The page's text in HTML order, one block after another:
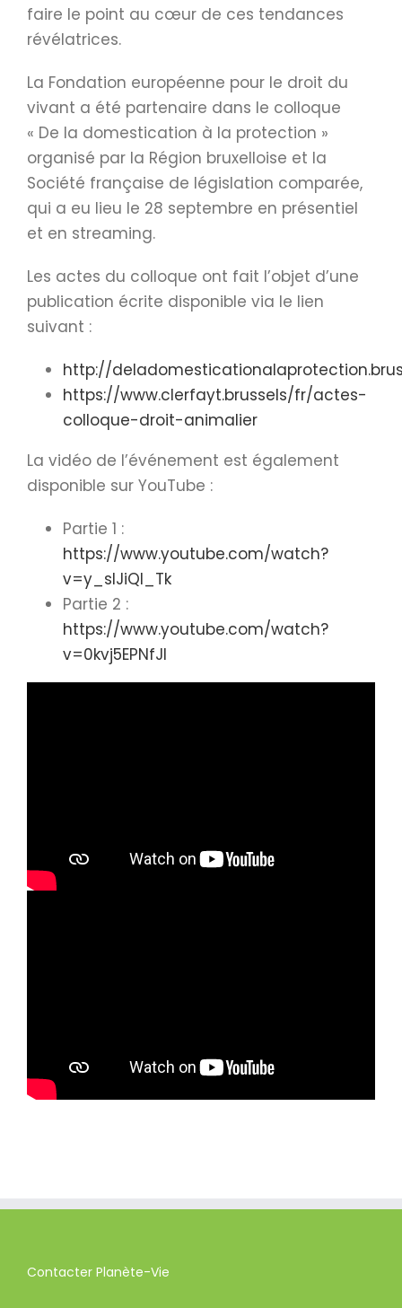
faire le point au cœur de ces tendances
révélatrices.
La Fondation européenne pour le droit du
vivant a été partenaire dans le colloque
« De la domestication à la protection »
organisé par la Région bruxelloise et la
Société française de législation comparée,
qui a eu lieu le 28 septembre en présentiel
et en streaming.
Les actes du colloque ont fait l’objet d’une
publication écrite disponible via le lien
suivant :
http://
https://www.clerfayt.brussels/fr/actes-
colloque-droit-animalier
La vidéo de l’événement est également
disponible sur YouTube :
Partie 1 :
https://www.youtube.com/watch?
v=y_slJiQI_Tk
Partie 2 :
https://www.youtube.com/watch?
v=0kvj5EPNfJI
Contacter Planète-Vie